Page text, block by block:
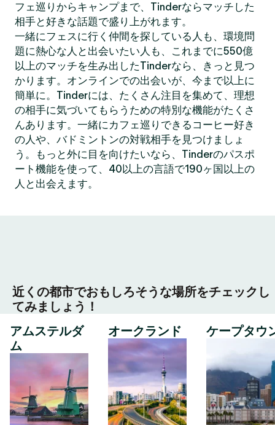
フェ巡りからキャンプまで、Tinderならマッチした
相手と好きな話題で盛り上がれます。
一緒にフェスに行く仲間を探している人も、環境問
題に熱心な人と出会いたい人も、これまでに550億
以上のマッチを生み出したTinderなら、きっと見つ
かります。オンラインでの出会いが、今まで以上に
簡単に。Tinderには、たくさん注目を集めて、理想
の相手に気づいてもらうための特別な機能がたくさ
んあります。一緒にカフェ巡りできるコーヒー好き
の人や、バドミントンの対戦相手を見つけましょ
う。もっと外に目を向けたいなら、Tinderのパスポ
ート機能を使って、40以上の言語で190ヶ国以上の
人と出会えます。
近くの都市でおもしろそうな場所をチェックし
てみましょう！
アムステルダ
ム
オークランド ケープタウ